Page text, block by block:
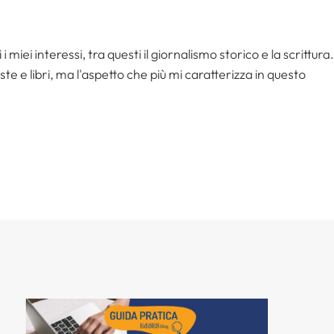
interessi, tra questi il giornalismo storico e la scrittura.
e libri, ma l'aspetto che più mi caratterizza in questo